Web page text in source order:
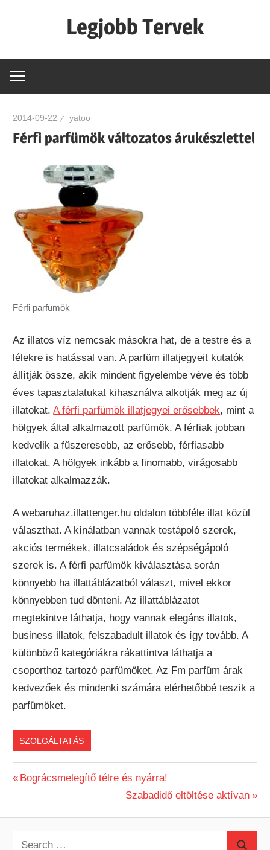
Legjobb Tervek
mindig
jó
tervünk…!
2014-09-22 yatoo
Férfi parfümök változatos árukészlettel
Férfi parfümök
Az illatos víz nemcsak másokra hat, de a testre és a
lélekre is hatással van. A parfüm illatjegyeit kutatók
állítják össze, akik mindent figyelembe véve és több
éves tapasztalatukat kihasználva alkotják meg az új
illatokat.A férfi parfümök illatjegyei erősebbek, mint a
hölgyek által alkalmazott parfümök. A férfiak jobban
kedvelik a fűszeresebb, az erősebb, férfiasabb
illatokat. A hölgyek inkább a finomabb, virágosabb
illatokat alkalmazzák.
A webaruhaz.illattenger.hu oldalon többféle illat közül
választhat. A kínálatban vannak testápoló szerek,
akciós termékek, illatcsaládok és szépségápoló
szerek is. A férfi parfümök kiválasztása során
könnyebb ha illattáblázatból választ, mivel ekkor
könnyebben tud dönteni. Az illattáblázatot
megtekintve láthatja, hogy vannak elegáns illatok,
business illatok, felszabadult illatok és így tovább. A
különböző kategóriákra rákattintva láthatja a
csoporthoz tartozó parfümöket. Az Fm parfüm árak
kedvezőek és mindenki számára elérhetőbbé teszik a
parfümöket.
SZOLGÁLTATÁS
navigáció
Previous
Bográcsmelegítő télre és nyárra!
Next
Szabadidő eltöltése aktívan